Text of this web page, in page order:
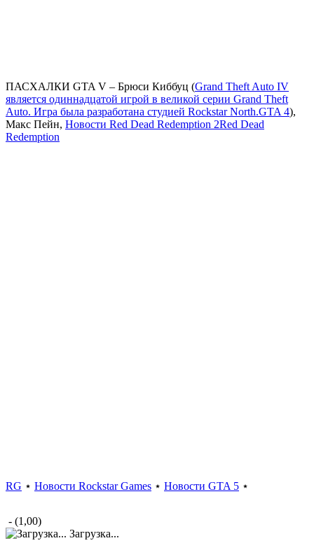
ПАСХАЛКИ GTA V – Брюси Киббуц (Grand Theft Auto IV
является одиннадцатой игрой в великой серии Grand Theft
Auto. Игра была разработана студией Rockstar North.GTA 4),
Макс Пейн, Новости Red Dead Redemption 2Red Dead
Redemption
RG ⋆ Новости Rockstar Games ⋆ Новости GTA 5 ⋆
- (1,00)
Загрузка...